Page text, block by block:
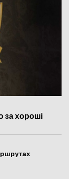
за хороші